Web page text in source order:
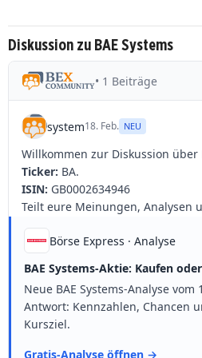
Diskussion zu BAE Systems